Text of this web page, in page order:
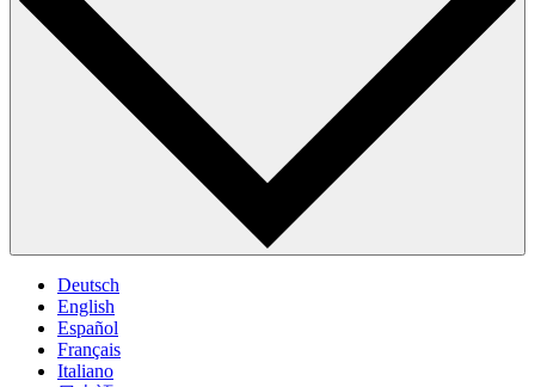
Deutsch
English
Español
Français
Italiano